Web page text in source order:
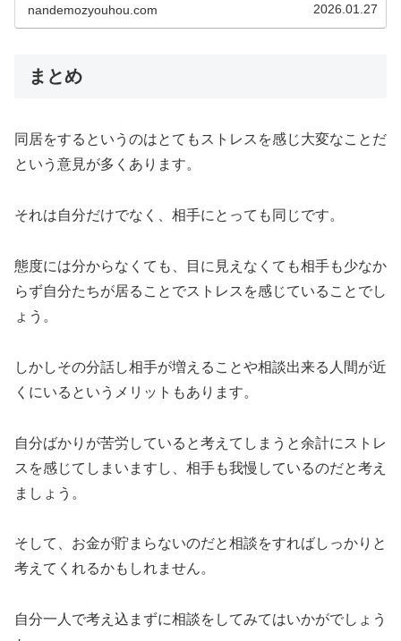
nandemozyouhou.com 2026.01.27
まとめ
同居をするというのはとてもストレスを感じ大変なことだ
という意見が多くあります。
それは自分だけでなく、相手にとっても同じです。
態度には分からなくても、目に見えなくても相手も少なか
らず自分たちが居ることでストレスを感じていることでし
ょう。
しかしその分話し相手が増えることや相談出来る人間が近
くにいるというメリットもあります。
自分ばかりが苦労していると考えてしまうと余計にストレ
スを感じてしまいますし、相手も我慢しているのだと考え
ましょう。
そして、お金が貯まらないのだと相談をすればしっかりと
考えてくれるかもしれません。
自分一人で考え込まずに相談をしてみてはいかがでしょう